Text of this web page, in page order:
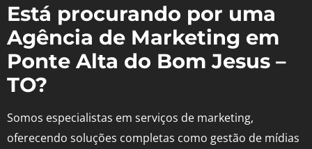
Está procurando por uma
Agência de Marketing em
Ponte Alta do Bom Jesus –
TO?
Somos especialistas em serviços de marketing,
oferecendo soluções completas como gestão de mídias